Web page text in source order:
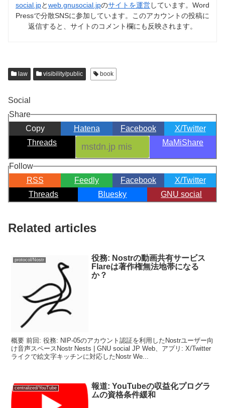
social.jpとweb.gnusocial.jpのサイトを運営しています。Word
Pressで分散SNSに参加しています。このアカウントの投稿に
返信すると、サイトのコメント欄にも反映されます。
law visibility/public book
Social
Share
Copy
Hatena Facebook
X/Twitter
Threads
MaMiShare
Follow
RSS
Feedly Facebook
X/Twitter
Threads
Bluesky GNU social
Related articles
protocol/Nostr
役務: Nostrの動画共有サービス
Flareは著作権無法地帯になる
か？
概要 前回: 役務: NIP-05のアカウント認証を利用したNostrユーザー向
け音声スペースNostr Nests | GNU social JP Web、アプリ: X/Twitter
ライクで絵文字キッチンに対応したNostr We...
centralized/YouTube
報道: YouTubeの収益化プログラ
ムの資格条件緩和